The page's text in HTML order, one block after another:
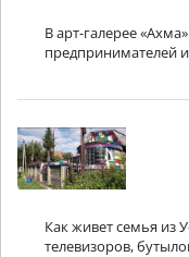
В арт-галерее
предпринимателей
Как живет семья из
телевизоров,